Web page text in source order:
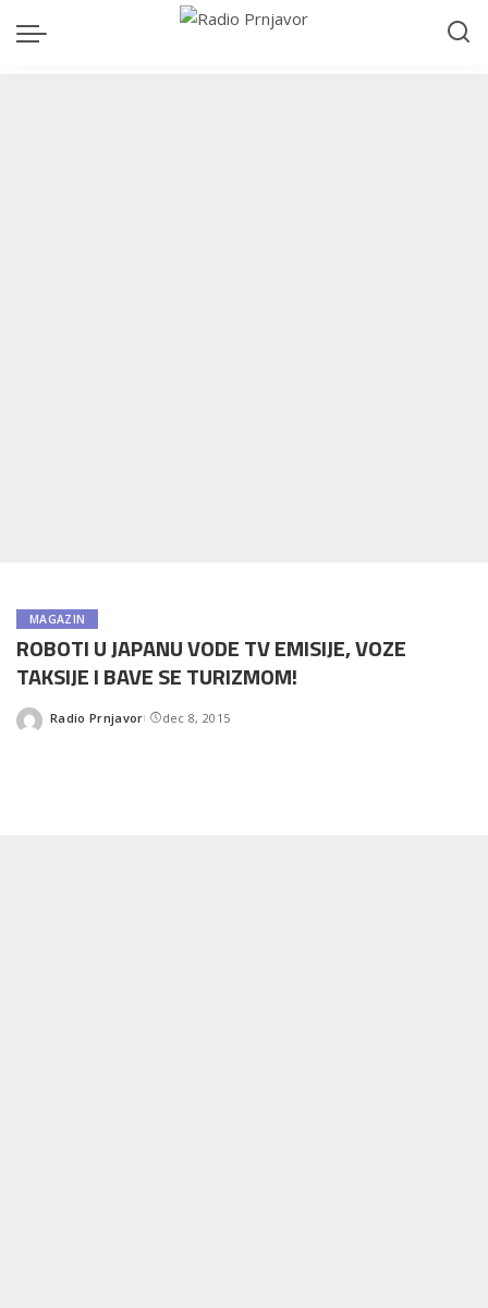
MAGAZIN
ROBOTI U JAPANU VODE TV EMISIJE, VOZE
TAKSIJE I BAVE SE TURIZMOM!
Posted
Radio Prnjavor dec 8, 2015